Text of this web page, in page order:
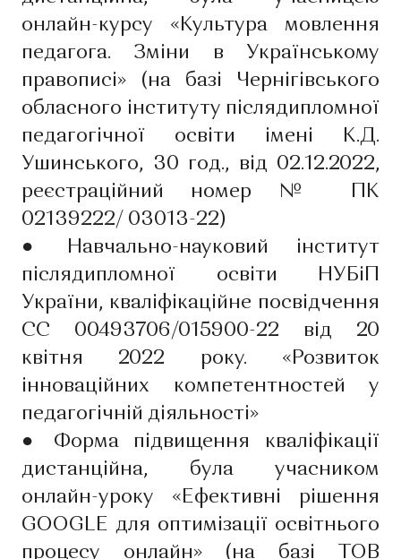
онлайн-курсу «Культура мовлення
педагога. Зміни в Українському
правописі» (на базі Чернігівського
обласного інституту післядипломної
педагогічної освіти імені К.Д.
Ушинського, 30 год., від 02.12.2022,
реєстраційний номер № ПК
02139222/ 03013-22)
●
Навчально-науковий інститут
післядипломної освіти НУБіП
України, кваліфікаційне посвідчення
СС 00493706/015900-22 від 20
квітня 2022 року. «Розвиток
інноваційних компетентностей у
педагогічній діяльності»
● Форма підвищення кваліфікації
дистанційна, була учасником
онлайн-уроку «Ефективні рішення
GOOGLE для оптимізації освітнього
процесу онлайн» (на базі ТОВ